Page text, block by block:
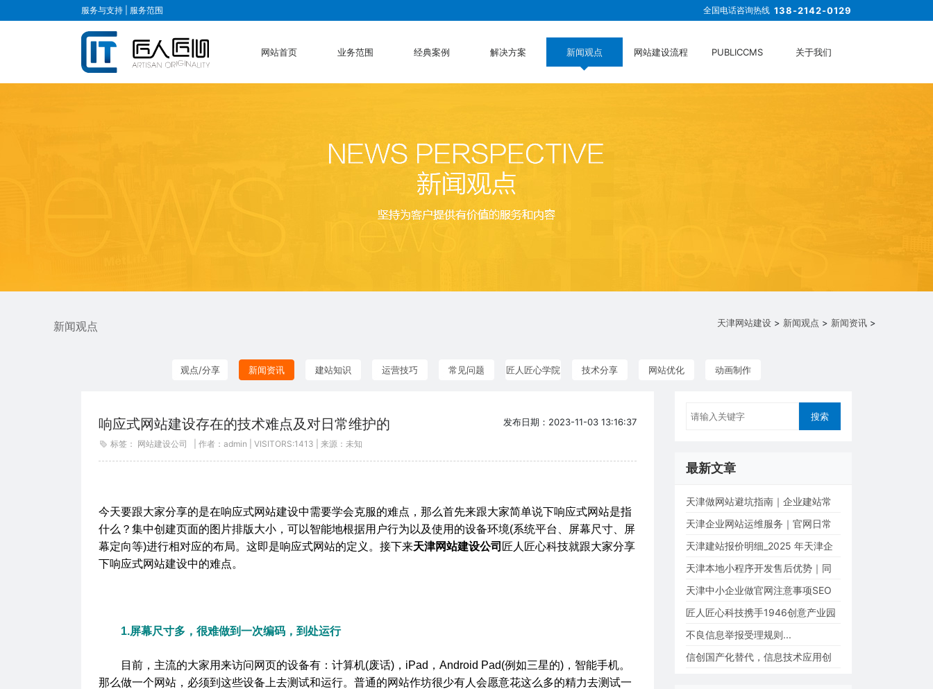
服务与支持 | 服务范围 全国电话咨询热线 138-2142-0129
网站首页 业务范围 经典案例 解决方案 新闻观点 网站建设流程 PUBLICCMS 关于我们
新闻观点 天津网站建设 > 新闻观点 > 新闻资讯 >
观点/分享 新闻资讯 建站知识 运营技巧 常见问题 匠人匠心学院 技术分享 网站优化 动画制作
响应式网站建设存在的技术难点及对日常维护的 发布日期：2023-11-03 13:16:37
标签： 网站建设公司 | 作者：admin | VISITORS:1413 | 来源：未知
今天要跟大家分享的是在响应式网站建设中需要学会克服的难点，那么首先来跟大家简单说下响应式网站是指
什么？集中创建页面的图片排版大小，可以智能地根据用户行为以及使用的设备环境(系统平台、屏幕尺寸、屏
幕定向等)进行相对应的布局。这即是响应式网站的定义。接下来天津网站建设公司 匠人匠心科技就跟大家分享
下响应式网站建设中的难点。
1.屏幕尺寸多，很难做到一次编码，到处运行
目前，主流的大家用来访问网页的设备有：计算机(废话)，iPad，Android Pad(例如三星的)，智能手机。
那么做一个网站，必须到这些设备上去测试和运行。普通的网站作坊很少有人会愿意花这么多的精力去测试一
最新文章
天津做网站避坑指南｜企业建站常
见套路与踩坑...
天津企业网站运维服务｜官网日常
维护、故障抢...
天津建站报价明细_2025 年天津企
业官网制作费用...
天津本地小程序开发售后优势｜同
城定制小程序...
天津中小企业做官网注意事项SEO
优化指南...
匠人匠心科技携手1946创意产业园
共同打造AI智能...
不良信息举报受理规则...
信创国产化替代，信息技术应用创